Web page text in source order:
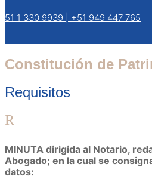
1 330 9939 | +51 949 447 765
Constitución de
Requisitos
R
MINUTA dirigida al Notario,
Abogado; en la cual se
datos: